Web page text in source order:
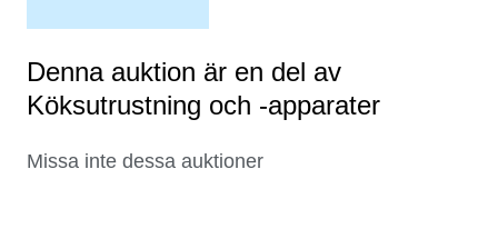
Denna auktion är en del av
Köksutrustning och -apparater
Missa inte dessa auktioner